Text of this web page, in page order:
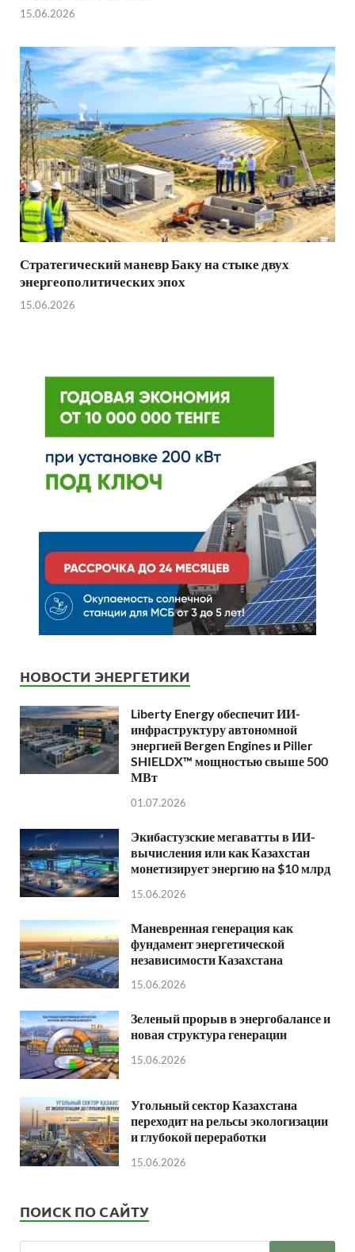
15.06.2026
Стратегический маневр Баку на стыке двух
энергеополитических эпох
15.06.2026
НОВОСТИ ЭНЕРГЕТИКИ
Liberty Energy обеспечит ИИ-
инфраструктуру автономной
энергией Bergen Engines и Piller
SHIELDX™ мощностью свыше 500
МВт
01.07.2026
Экибастузские мегаватты в ИИ-
вычисления или как Казахстан
монетизирует энергию на $10 млрд
15.06.2026
Маневренная генерация как
фундамент энергетической
независимости Казахстана
15.06.2026
Зеленый прорыв в энергобалансе и
новая структура генерации
15.06.2026
Угольный сектор Казахстана
переходит на рельсы экологизации
и глубокой переработки
15.06.2026
ПОИСК ПО САЙТУ